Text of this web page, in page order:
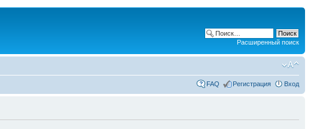
Расширенный поиск
FAQ Регистрация Вход